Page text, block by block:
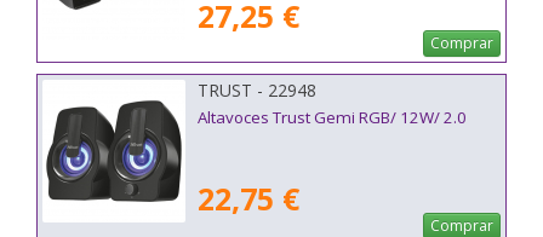
27,25 €
Comprar
TRUST - 22948
Altavoces Trust Gemi RGB/ 12W/ 2.0
22,75 €
Comprar